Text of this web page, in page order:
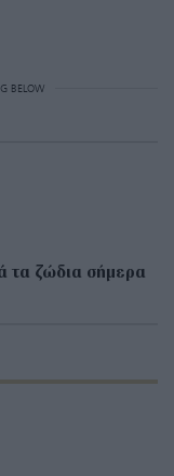
BELOW
τα ζώδια σήμερα